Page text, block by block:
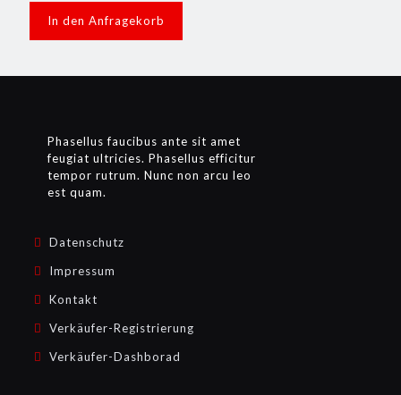
In den Anfragekorb
Phasellus faucibus ante sit amet
feugiat ultricies. Phasellus efficitur
tempor rutrum. Nunc non arcu leo
est quam.
Datenschutz
Impressum
Kontakt
Verkäufer-Registrierung
Verkäufer-Dashborad